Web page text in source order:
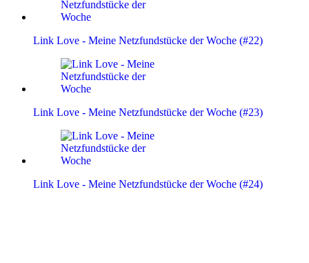
Link Love - Meine Netzfundstücke der Woche (#22)
Link Love - Meine Netzfundstücke der Woche (#23)
Link Love - Meine Netzfundstücke der Woche (#24)